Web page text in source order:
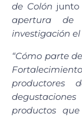
de Colón junto
apertura
investigación
“Cómo parte
productores
productos